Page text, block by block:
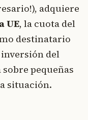
adquiere
UE, la cuota del
destinatario
inversión del
pequeñas
situación.